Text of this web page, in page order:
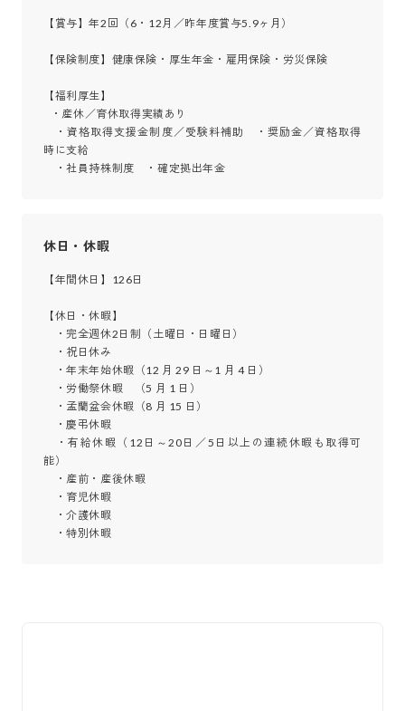
【賞与】年2回（6・12月／昨年度賞与5.9ヶ月）
【保険制度】健康保険・厚生年金・雇用保険・労災保険
【福利厚生】
・資格取得支援金制度／受験料補助　・奨励金／資格取得
時に支給
・社員持株制度　・確定拠出年金
休日・休暇
【年間休日】126日
【休日・休暇】
・完全週休2日制（土曜日・日曜日）
・祝日休み
・年末年始休暇（12 月 29 日～1 月 4 日）
・労働祭休暇　（5 月 1 日）
・孟蘭盆会休暇（8 月 15 日）
・慶弔休暇
・有給休暇（12日～20日／5日以上の連続休暇も取得可
能）
・産前・産後休暇
・育児休暇
・介護休暇
・特別休暇